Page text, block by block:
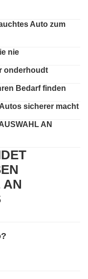
Auto zum
nie
onderhoudt
Bedarf finden
sicherer macht
AN
AN